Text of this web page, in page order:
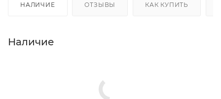
НАЛИЧИЕ ОТЗЫВЫ КАК КУПИТЬ
Наличие